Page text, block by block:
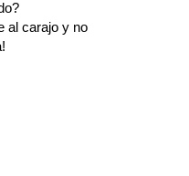
al carajo y no